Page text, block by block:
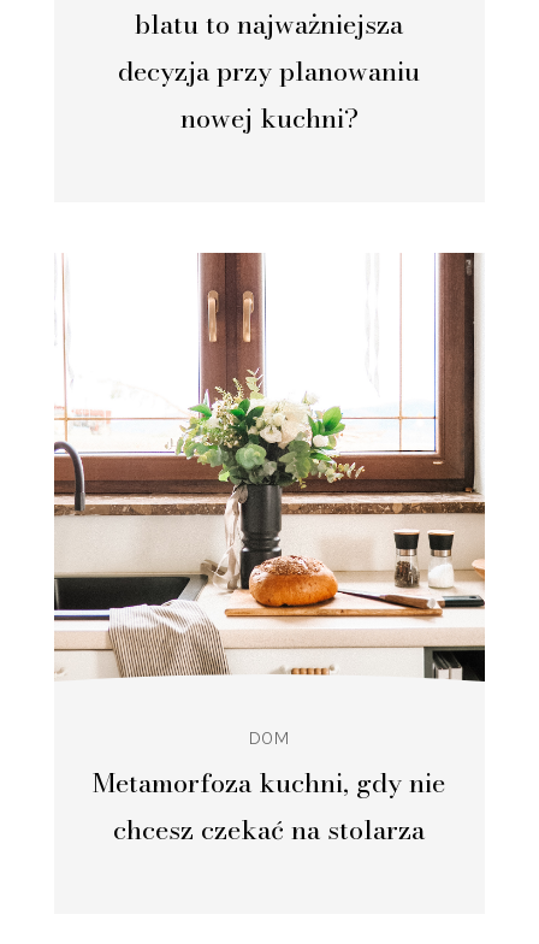
blatu to najważniejsza
decyzja przy planowaniu
nowej kuchni?
Metamorfoza kuchni, gdy nie
chcesz czekać na stolarza
DOM